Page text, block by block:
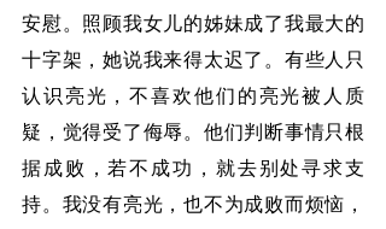
安慰。照顾我女儿的姊妹成了我最大的
十字架，她说我来得太迟了。有些人只
认识亮光，不喜欢他们的亮光被人质
疑，觉得受了侮辱。他们判断事情只根
据成败，若不成功，就去别处寻求支
持。我没有亮光，也不为成败而烦恼，